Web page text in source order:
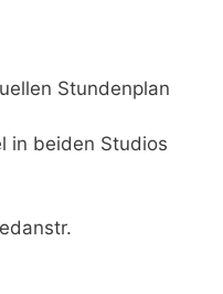
Stundenplan
in beiden Studios